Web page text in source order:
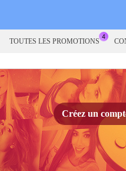
TOUTES LES PROMOTIONS
Créez un